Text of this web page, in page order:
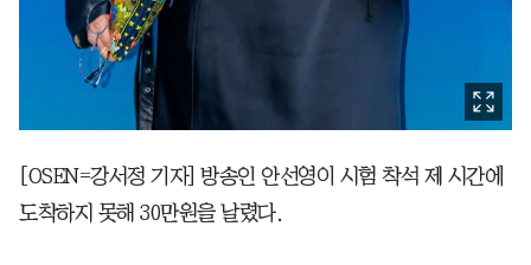
[OSEN=강서정 기자] 방송인 안선영이 시험 착석 제 시간에
도착하지 못해 30만원을 날렸다.